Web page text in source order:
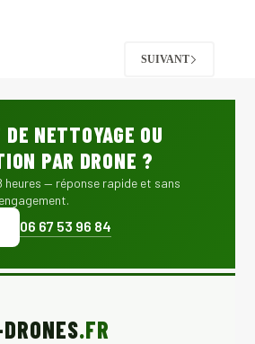
SUIVANT
NETTOYAGE OU
PAR DRONE ?
— réponse rapide et sans
engagement.
06 67 53 96 84
.FR